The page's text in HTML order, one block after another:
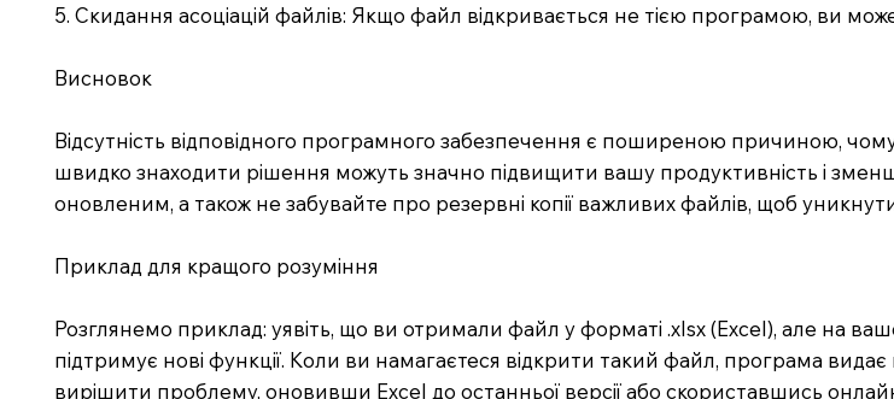
5. Скидання асоціацій файлів: Якщо файл відкривається не тією програмою, ви
Висновок
Відсутність відповідного програмного забезпечення є поширеною причиною,
швидко знаходити рішення можуть значно підвищити вашу продуктивність і
оновленим, а також не забувайте про резервні копії важливих файлів, щоб
Приклад для кращого розуміння
Розглянемо приклад: уявіть, що ви отримали файл у форматі .xlsx (Excel), але на
підтримує нові функції. Коли ви намагаєтеся відкрити такий файл, програма
вирішити проблему, оновивши Excel до останньої версії або скориставшись